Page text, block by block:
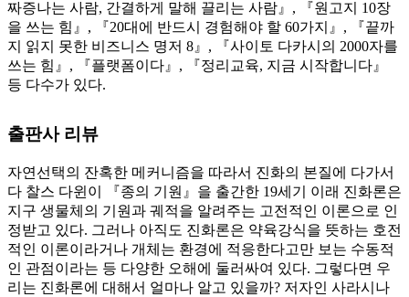
짜증나는 사람, 간결하게 말해 끌리는 사람』, 『원고지 10장
을 쓰는 힘』, 『20대에 반드시 경험해야 할 60가지』, 『끝까
지 읽지 못한 비즈니스 명저 8』, 『사이토 다카시의 2000자를
쓰는 힘』, 『플랫폼이다』, 『정리교육, 지금 시작합니다』
등 다수가 있다.
출판사 리뷰
자연선택의 잔혹한 메커니즘을 따라서 진화의 본질에 다가서
다 찰스 다윈이 『종의 기원』을 출간한 19세기 이래 진화론은
지구 생물체의 기원과 궤적을 알려주는 고전적인 이론으로 인
정받고 있다. 그러나 아직도 진화론은 약육강식을 뜻하는 호전
적인 이론이라거나 개체는 환경에 적응한다고만 보는 수동적
인 관점이라는 등 다양한 오해에 둘러싸여 있다. 그렇다면 우
리는 진화론에 대해서 얼마나 알고 있을까? 저자인 사라시나